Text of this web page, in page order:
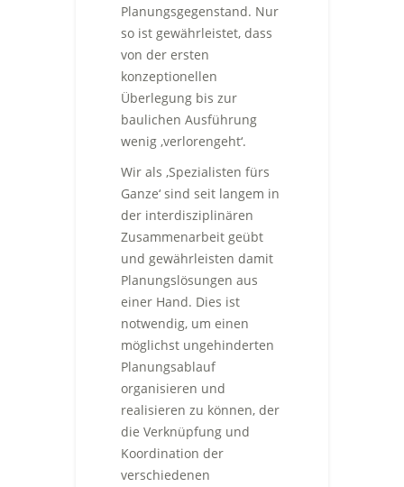
Planungsgegenstand. Nur
so ist gewährleistet, dass
von der ersten
konzeptionellen
Überlegung bis zur
baulichen Ausführung
wenig ‚verlorengeht‘.
Wir als ‚Spezialisten fürs
Ganze‘ sind seit langem in
der interdisziplinären
Zusammenarbeit geübt
und gewährleisten damit
Planungslösungen aus
einer Hand. Dies ist
notwendig, um einen
möglichst ungehinderten
Planungsablauf
organisieren und
realisieren zu können, der
die Verknüpfung und
Koordination der
verschiedenen